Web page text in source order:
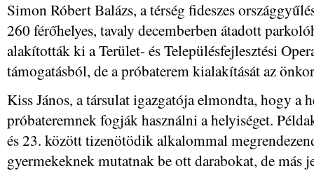
Simon Róbert Balázs, a térség fideszes
260 férőhelyes, tavaly decemberben átadott
alakították ki a Terület- és Településfejlesztési
támogatásból, de a próbaterem kialakítását az
Kiss János, a társulat igazgatója elmondta, hogy a
próbateremnek fogják használni a helyiséget.
és 23. között tizenötödik alkalommal
gyermekeknek mutatnak be ott darabokat, de más